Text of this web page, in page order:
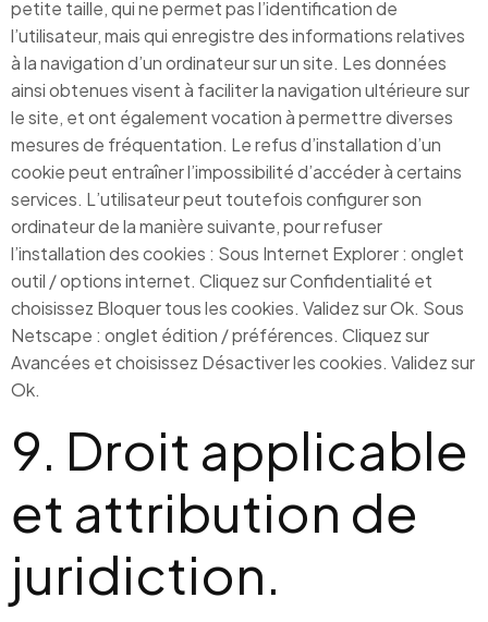
petite taille, qui ne permet pas l’identification de
l’utilisateur, mais qui enregistre des informations relatives
à la navigation d’un ordinateur sur un site. Les données
ainsi obtenues visent à faciliter la navigation ultérieure sur
le site, et ont également vocation à permettre diverses
mesures de fréquentation. Le refus d’installation d’un
cookie peut entraîner l’impossibilité d’accéder à certains
services. L’utilisateur peut toutefois configurer son
ordinateur de la manière suivante, pour refuser
l’installation des cookies : Sous Internet Explorer : onglet
outil / options internet. Cliquez sur Confidentialité et
choisissez Bloquer tous les cookies. Validez sur Ok. Sous
Netscape : onglet édition / préférences. Cliquez sur
Avancées et choisissez Désactiver les cookies. Validez sur
Ok.
9. Droit applicable
et attribution de
juridiction.